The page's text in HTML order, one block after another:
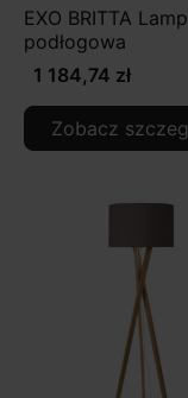
EXO BRITTA
podłogowa
1 184,74 zł
Zobacz